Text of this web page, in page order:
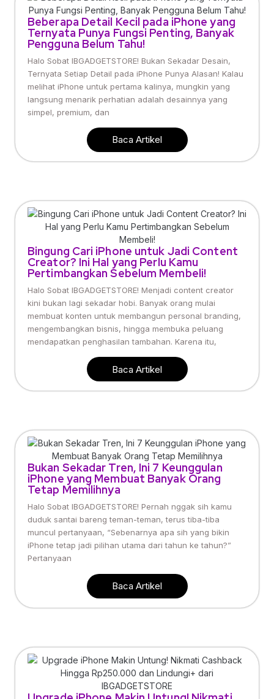
Beberapa Detail Kecil pada iPhone yang
Ternyata Punya Fungsi Penting, Banyak
Pengguna Belum Tahu!
Halo Sobat IBGADGETSTORE! Bukan Sekadar Desain,
Ternyata Setiap Detail pada iPhone Punya Alasan! Kalau
melihat iPhone untuk pertama kalinya, mungkin yang
langsung menarik perhatian adalah desainnya yang
simpel, premium, dan
Baca Artikel
Bingung Cari iPhone untuk Jadi Content
Creator? Ini Hal yang Perlu Kamu
Pertimbangkan Sebelum Membeli!
Halo Sobat IBGADGETSTORE! Menjadi content creator
kini bukan lagi sekadar hobi. Banyak orang mulai
membuat konten untuk membangun personal branding,
mengembangkan bisnis, hingga membuka peluang
mendapatkan penghasilan tambahan. Karena itu,
Baca Artikel
Bukan Sekadar Tren, Ini 7 Keunggulan
iPhone yang Membuat Banyak Orang
Tetap Memilihnya
Halo Sobat IBGADGETSTORE! Pernah nggak sih kamu
duduk santai bareng teman-teman, terus tiba-tiba
muncul pertanyaan, “Sebenarnya apa sih yang bikin
iPhone tetap jadi pilihan utama dari tahun ke tahun?”
Pertanyaan
Baca Artikel